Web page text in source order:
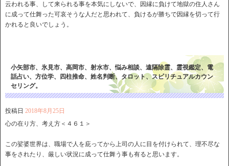
云われる事、して来られる事を本気にしないで、因縁に負けて地獄の住人さん
に成って仕舞った可哀そうな人だと思われて、負けるが勝ちで因縁を切って行
かれると良いでしょう。
小矢部市、氷見市、高岡市、射水市、悩み相談、遠隔除霊、霊視鑑定、電
話占い、方位学、四柱推命、姓名判断、タロット、スピリチュアルカウン
セリング。
投稿日 2018年8月25日
心の在り方、考え方＜４６１＞
この娑婆世界は、職場で人を庇ってから上司の人に目を付けられて、理不尽な
事をされたり、厳しい状況に成って仕舞う事も有ると思います。